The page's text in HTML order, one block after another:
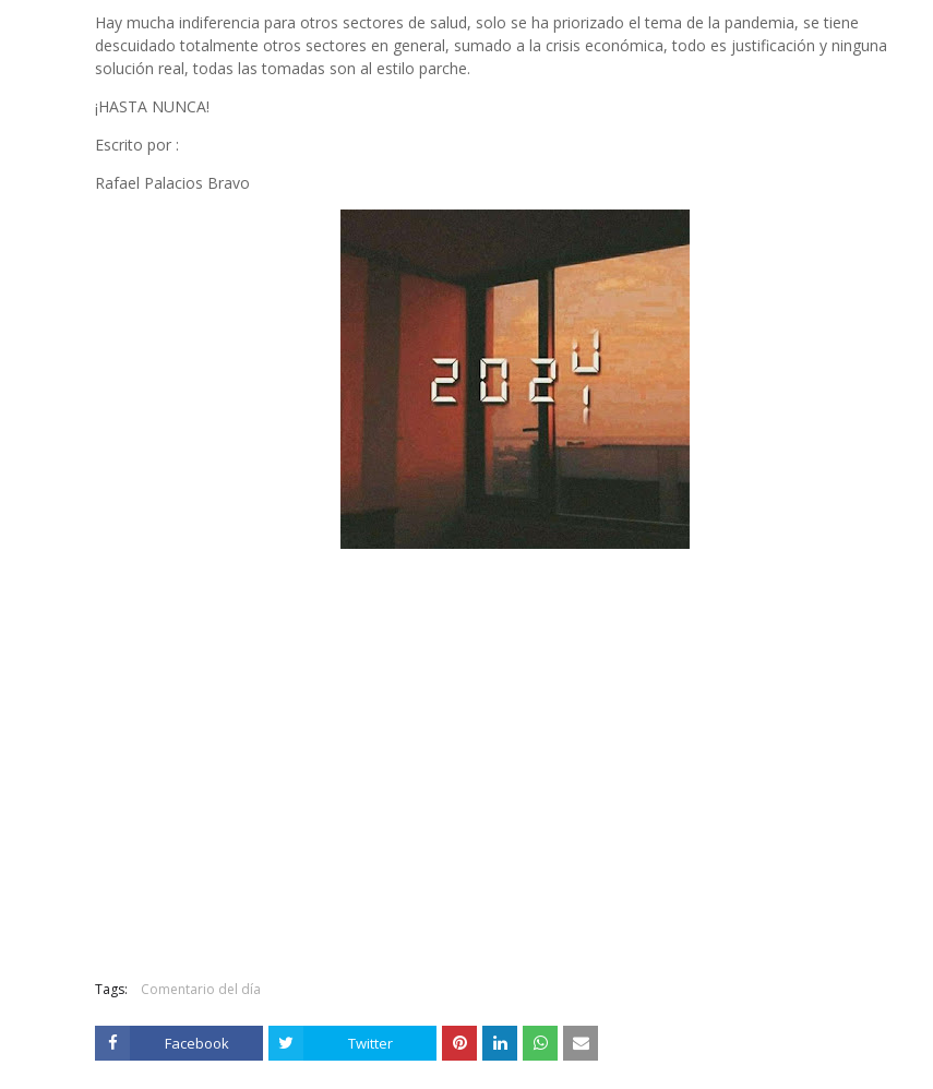
Hay mucha indiferencia para otros sectores de salud, solo se ha priorizado el tema de la pandemia, se tiene
descuidado totalmente otros sectores en general, sumado a la crisis económica, todo es justificación y ninguna
solución real, todas las tomadas son al estilo parche.
¡HASTA NUNCA!
Escrito por :
Rafael Palacios Bravo
Tags: Comentario del día
Facebook Twitter